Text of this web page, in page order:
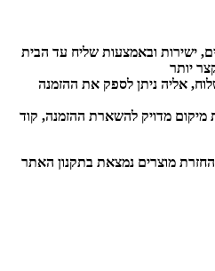
יותר
אליה ניתן לספק את ההזמנה
מיקום מדויק להשארת ההזמנה, קוד
והחזרת מוצרים נמצאת בתקנון האתר